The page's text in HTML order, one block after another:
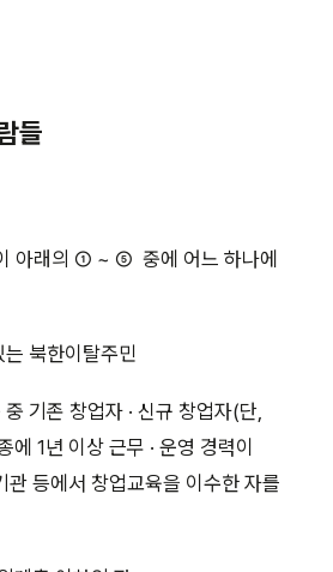
들
아래의 ① ~ ⑤ 중에 어느 하나에
북한이탈주민
기존 창업자 · 신규 창업자(단,
1년 이상 근무 · 운영 경력이
관 등에서 창업교육을 이수한 자를